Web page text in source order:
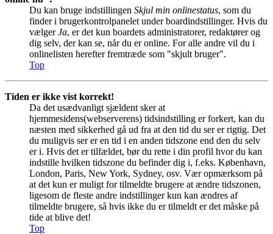
Du kan bruge indstillingen Skjul min onlinestatus, som du
finder i brugerkontrolpanelet under boardindstillinger. Hvis du
vælgerJa, er det kun boardets administratorer, redaktører og
dig selv, der kan se, når du er online. For alle andre vil du i
onlinelisten herefter fremtræde som "skjult bruger".
Top
Tiden er ikke vist korrekt!
Da det usædvanligt sjældent sker at
hjemmesidens(webserverens) tidsindstilling er forkert, kan du
næsten med sikkerhed gå ud fra at den tid du ser er rigtig. Det
du muligvis ser er en tid i en anden tidszone end den du selv
er i. Hvis det er tilfældet, bør du rette i din profil hvor du kan
indstille hvilken tidszone du befinder dig i, f.eks. København,
London, Paris, New York, Sydney, osv. Vær opmærksom på
at det kun er muligt for tilmeldte brugere at ændre tidszonen,
ligesom de fleste andre indstillinger kun kan ændres af
tilmeldte brugere, så hvis ikke du er tilmeldt er det måske på
tide at blive det!
Top